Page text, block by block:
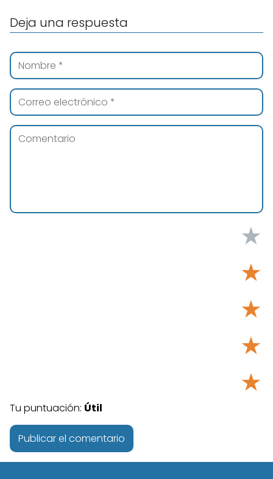
Deja una respuesta
★
★
★
★
★
Tu puntuación: Útil